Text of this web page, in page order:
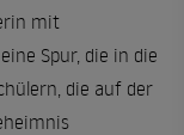
mit
Spur, die in die
die auf der